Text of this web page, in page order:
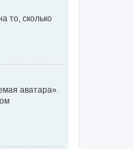
то, сколько
аватара».